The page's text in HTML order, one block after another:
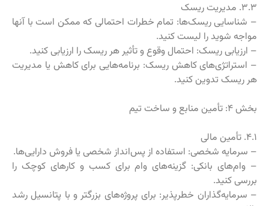
۳.۳. مدیریت ریسک
– شناسایی ریسک‌ها: تمام خطرات احتمالی که ممکن است با آنها
مواجه شوید را لیست کنید.
– ارزیابی ریسک: احتمال وقوع و تأثیر هر ریسک را ارزیابی کنید.
– استراتژی‌های کاهش ریسک: برنامه‌هایی برای کاهش یا مدیریت
هر ریسک تدوین کنید.
بخش ۴: تأمین منابع و ساخت تیم
۴.۱. تأمین مالی
– سرمایه شخصی: استفاده از پس‌انداز شخصی یا فروش دارایی‌ها.
– وام‌های بانکی: گزینه‌های وام برای کسب و کارهای کوچک را
بررسی کنید.
– سرمایه‌گذاران خطرپذیر: برای پروژه‌های بزرگتر و با پتانسیل رشد